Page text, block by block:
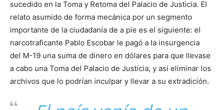
sucedido en la Toma y Retoma del Palacio de Justicia. El
relato asumido de forma mecánica por un segmento
importante de la ciudadanía de a pie es el siguiente: el
narcotraficante Pablo Escobar le pagó a la insurgencia
del M-19 una suma de dinero en dólares para que llevase
a cabo una Toma del Palacio de Justicia, y así eliminar los
archivos que lo podrían inculpar y llevar a su extradición.